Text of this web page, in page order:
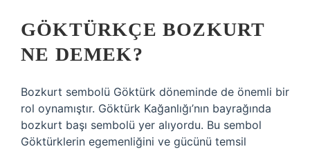
GÖKTÜRKÇE BOZKURT
NE DEMEK?
Bozkurt sembolü Göktürk döneminde de önemli bir
rol oynamıştır. Göktürk Kağanlığı’nın bayrağında
bozkurt başı sembolü yer alıyordu. Bu sembol
Göktürklerin egemenliğini ve gücünü temsil